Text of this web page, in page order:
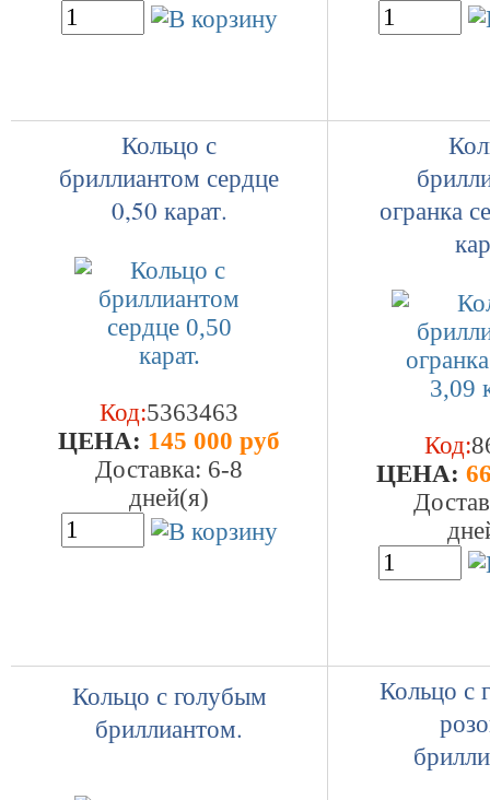
Кольцо с
бриллиантом сердце
0,50 карат.
Код:5363463
ЦEHA: 145 000 руб
Доставка: 6-8
дней(я)
огранка
Код:
ЦEHA:
Кольцо с голубым
бриллиантом.
Кольцо с